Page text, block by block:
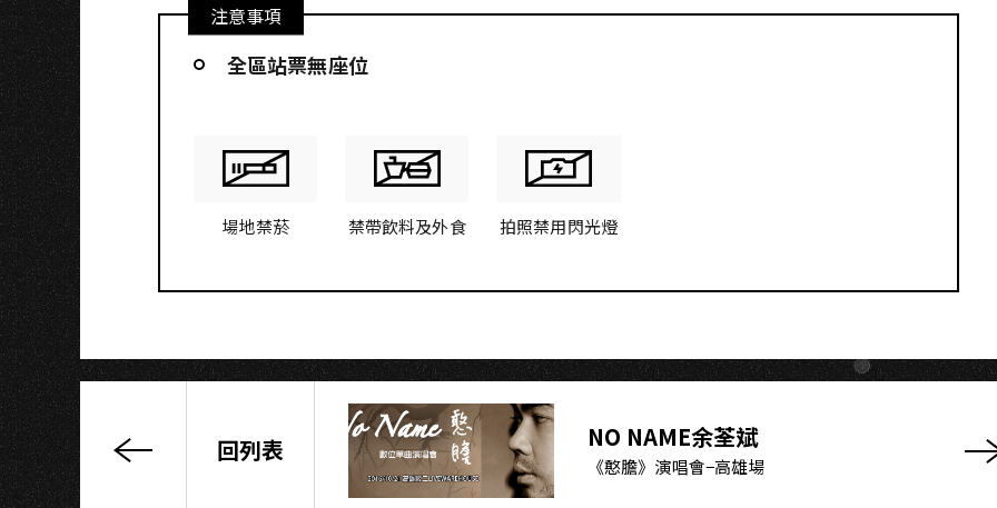
注意事項
全區站票無座位
場地禁菸 禁帶飲料及外食 拍照禁用閃光燈
回列表 NO NAME余荃斌
《憨膽》演唱會−高雄場